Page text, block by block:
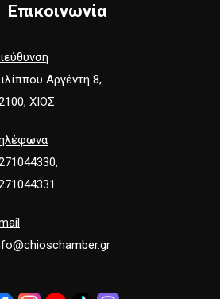
Επικοινωνία
Αργέντη 8,
ΧΙΟΣ